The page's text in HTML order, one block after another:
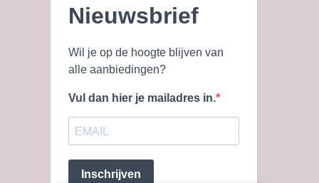
Nieuwsbrief
Wil je op de hoogte blijven van
alle aanbiedingen?
Vul dan hier je mailadres in.
Inschrijven